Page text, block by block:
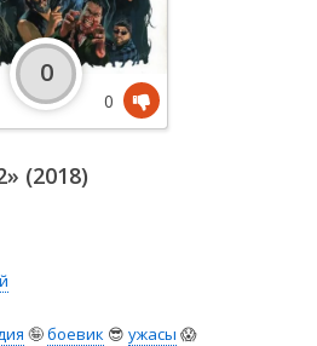
(2018)
🤪боевик 😎 ужасы 😱
0
0